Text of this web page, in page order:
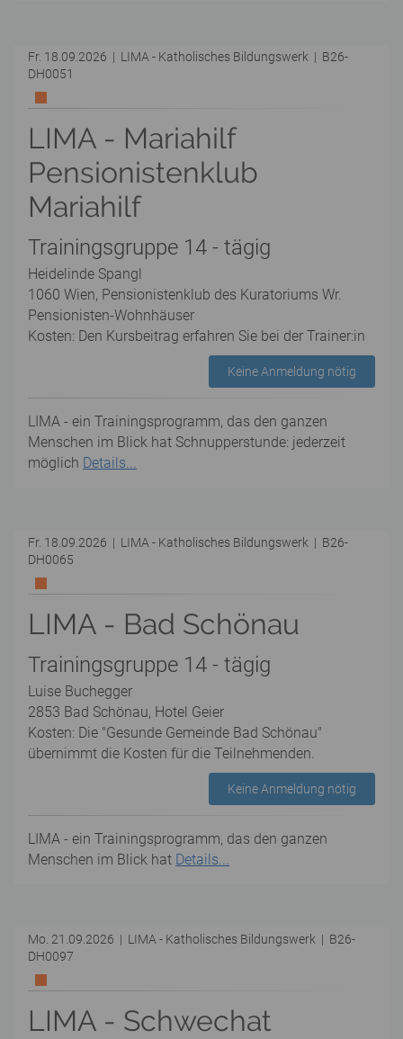
Fr. 18.09.2026 | LIMA - Katholisches Bildungswerk | B26-
DH0051
LIMA - Mariahilf
Pensionistenklub
Mariahilf
Trainingsgruppe 14 - tägig
Heidelinde Spangl
1060 Wien, Pensionistenklub des Kuratoriums Wr.
Pensionisten-Wohnhäuser
Kosten: Den Kursbeitrag erfahren Sie bei der Trainer:in
Keine Anmeldung nötig
LIMA - ein Trainingsprogramm, das den ganzen
Menschen im Blick hat Schnupperstunde: jederzeit
möglich Details...
Fr. 18.09.2026 | LIMA - Katholisches Bildungswerk | B26-
DH0065
LIMA - Bad Schönau
Trainingsgruppe 14 - tägig
Luise Buchegger
2853 Bad Schönau, Hotel Geier
Kosten: Die "Gesunde Gemeinde Bad Schönau"
übernimmt die Kosten für die Teilnehmenden.
Keine Anmeldung nötig
LIMA - ein Trainingsprogramm, das den ganzen
Menschen im Blick hat Details...
Mo. 21.09.2026 | LIMA - Katholisches Bildungswerk | B26-
DH0097
LIMA - Schwechat